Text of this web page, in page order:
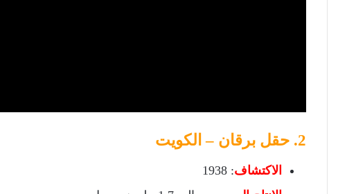
2. حقل برقان – الكويت
الاكتشاف: 1938